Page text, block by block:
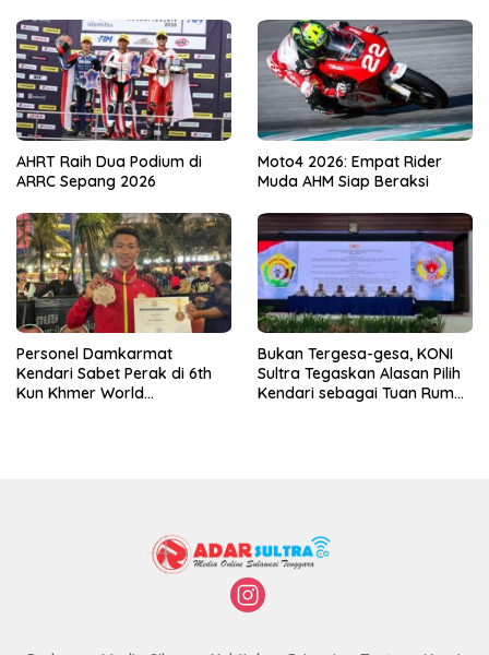
AHRT Raih Dua Podium di
ARRC Sepang 2026
Moto4 2026: Empat Rider
Muda AHM Siap Beraksi
Personel Damkarmat
Kendari Sabet Perak di 6th
Kun Khmer World
Bukan Tergesa-gesa, KONI
Sultra Tegaskan Alasan Pilih
Kendari sebagai Tuan Rumah